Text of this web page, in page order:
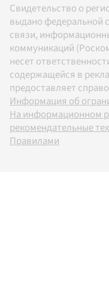
Свидетельство о
выдано федеральной
связи,
коммуникаций
несет
содержащейся в
предоставляет
Информация об
На информационном
рекомендательные
Правилами